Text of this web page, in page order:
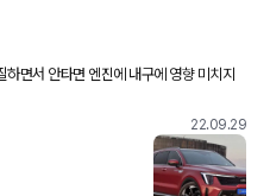
면서 안타면 엔진에 내구에 영향 미치지
22.09.29